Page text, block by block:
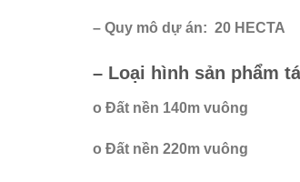
– Quy mô dự án: 20 HECTA
– Loại hình sản phẩm
o Đất nền 140m vuông
o Đất nền 220m vuông